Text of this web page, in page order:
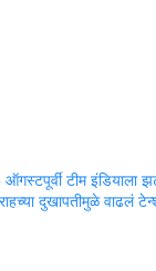
टीम इंडियाला
दुखापतीमुळे वाढलं